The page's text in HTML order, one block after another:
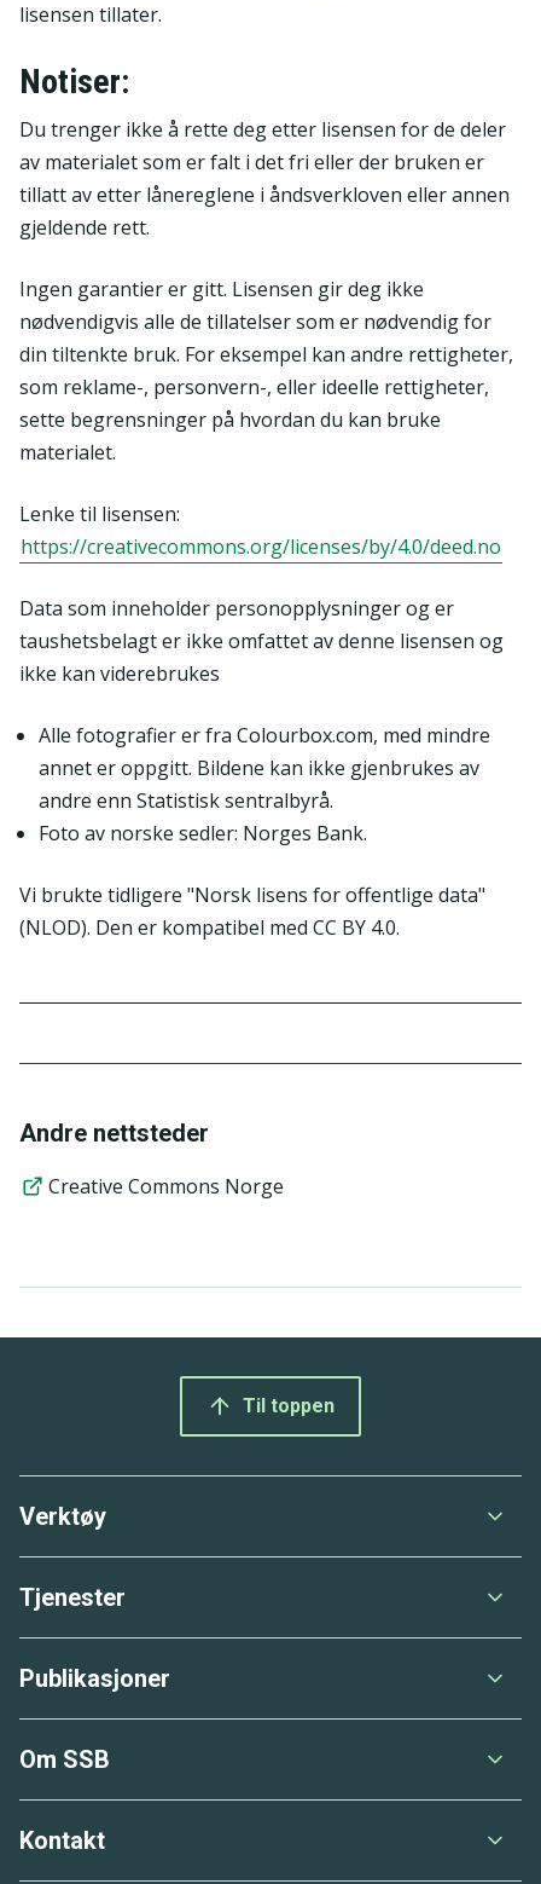
lisensen tillater.
Notiser:
Du trenger ikke å rette deg etter lisensen for de deler
av materialet som er falt i det fri eller der bruken er
tillatt av etter lånereglene i åndsverkloven eller annen
gjeldende rett.
Ingen garantier er gitt. Lisensen gir deg ikke
nødvendigvis alle de tillatelser som er nødvendig for
din tiltenkte bruk. For eksempel kan andre rettigheter,
som reklame-, personvern-, eller ideelle rettigheter,
sette begrensninger på hvordan du kan bruke
materialet.
Lenke til lisensen:
https://creativecommons.org/licenses/by/4.0/deed.no
Data som inneholder personopplysninger og er
taushetsbelagt er ikke omfattet av denne lisensen og
ikke kan viderebrukes
Alle fotografier er fra Colourbox.com, med mindre
annet er oppgitt. Bildene kan ikke gjenbrukes av
andre enn Statistisk sentralbyrå.
Foto av norske sedler: Norges Bank.
Vi brukte tidligere "Norsk lisens for offentlige data"
(NLOD). Den er kompatibel med CC BY 4.0.
Andre nettsteder
Creative Commons Norge
Til toppen
Verktøy
Tjenester
Publikasjoner
Om SSB
Kontakt